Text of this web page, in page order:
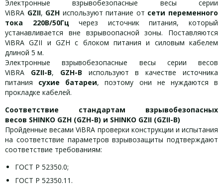
Электронные взрывобезопасные весы серии
ViBRA GZII, GZH используют питание от сети переменного
тока 220В/50Гцчерез источник питания, который
устанавливается вне взрывоопасной зоны. Поставляются
ViBRA GZII и GZH с блоком питания и силовым кабелем
длиной 5 м.
Электронные взрывобезопасные весы серии весов
ViBRA GZII-B, GZH-B используют в качестве источника
питания сухие батареи, поэтому они не нуждаются в
прокладке кабелей.
Соответствие стандартам взрывобезопасных
весов SHINKO GZH (GZH-B) и SHINKO GZII (GZII-B)
Пройденные весами ViBRA проверки конструкции и испытания
на соответствие параметров взрывозащиты подтверждают
соответствие требованиям:
ГОСТ Р 52350.0;
ГОСТ Р 52350.11.